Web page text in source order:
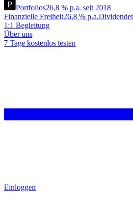
Portfolios26,8 % p.a. seit 2018
Finanzielle Freiheit26,8 % p.a.
1:1 Begleitung
Über uns
7 Tage kostenlos testen
Einloggen